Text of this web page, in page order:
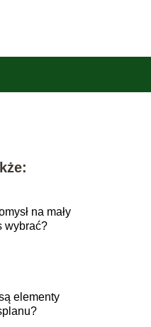
na mały
wybrać?
elementy